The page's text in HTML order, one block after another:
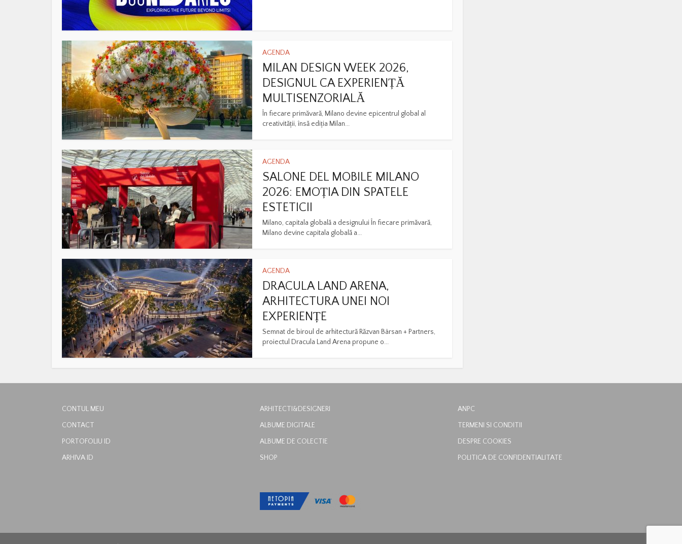
AGENDA
MILAN DESIGN WEEK 2026,
DESIGNUL CA EXPERIENȚĂ
MULTISENZORIALĂ
În fiecare primăvară, Milano devine epicentrul global al
creativității, însă ediția Milan...
AGENDA
SALONE DEL MOBILE MILANO
2026: EMOȚIA DIN SPATELE
ESTETICII
Milano, capitala globală a designului În fiecare primăvară,
Milano devine capitala globală a...
AGENDA
DRACULA LAND ARENA,
ARHITECTURA UNEI NOI
EXPERIENȚE
Semnat de biroul de arhitectură Răzvan Bârsan + Partners,
proiectul Dracula Land Arena propune o...
CONTUL MEU
CONTACT
PORTOFOLIU ID
ARHIVA ID
ARHITECTI&DESIGNERI
ALBUME DIGITALE
ALBUME DE COLECTIE
SHOP
ANPC
TERMENI SI CONDITII
DESPRE COOKIES
POLITICA DE CONFIDENTIALITATE